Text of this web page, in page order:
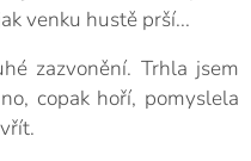
venku hustě prší...
zazvonění. Trhla jsem
copak hoří, pomyslela